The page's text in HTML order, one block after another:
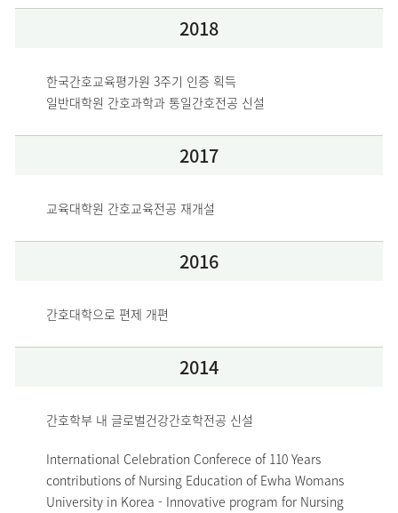
2018
한국간호교육평가원 3주기 인증 획득
일반대학원 간호과학과 통일간호전공 신설
2017
교육대학원 간호교육전공 재개설
2016
간호대학으로 편제 개편
2014
간호학부 내 글로벌건강간호학전공 신설
International Celebration Conferece of 110 Years
contributions of Nursing Education of Ewha Womans
University in Korea - Innovative program for Nursing